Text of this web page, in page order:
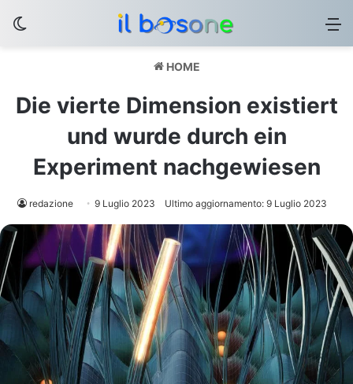
Cambia aspetto
HOME
Die vierte Dimension existiert
und wurde durch ein
Experiment nachgewiesen
redazione 9 Luglio 2023 Ultimo aggiornamento: 9 Luglio 2023